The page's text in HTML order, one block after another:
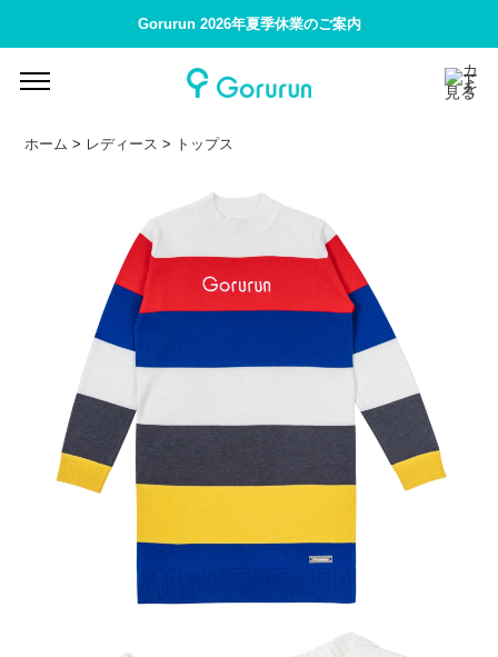
Gorurun 2026年夏季休業のご案内
ホーム > レディース > トップス